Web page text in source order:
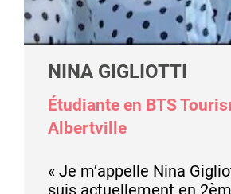
NINA GIGLIOTTI
Étudiante en BTS
Albertville
« Je m’appelle Nina
suis actuellement en